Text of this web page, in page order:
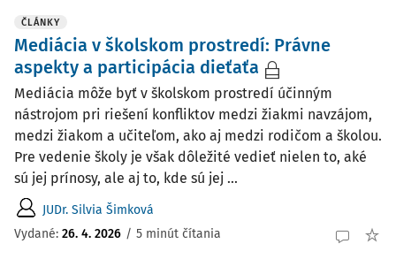
ČLÁNKY
Mediácia v školskom prostredí: Právne
aspekty a participácia dieťaťa
Mediácia môže byť v školskom prostredí účinným
nástrojom pri riešení konfliktov medzi žiakmi navzájom,
medzi žiakom a učiteľom, ako aj medzi rodičom a školou.
Pre vedenie školy je však dôležité vedieť nielen to, aké
sú jej prínosy, ale aj to, kde sú jej ...
JUDr. Silvia Šimková
Vydané: 26. 4. 2026 / 5 minút čítania